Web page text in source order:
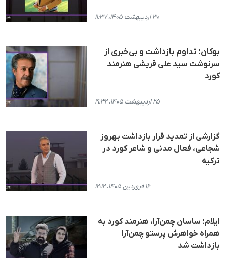
۳۰ اردیبهشت ۱۴۰۵، ۱۱:۳۷
بوکان؛ تداوم بازداشت و بی‌خبری از
سرنوشت سید علی قریشی هنرمند
کورد
۲۵ اردیبهشت ۱۴۰۵، ۱۹:۳۲
گزارشی از تمدید قرار بازداشت بهروز
شجاعی، فعال مدنی و شاعر کورد در
ترکیە
۱۶ فروردین ۱۴۰۵، ۱۲:۱۲
ایلام؛ ساسان چمن‌آرا، هنرمند کورد به
همراه خواهرش پرستو چمن‌آرا
بازداشت شد